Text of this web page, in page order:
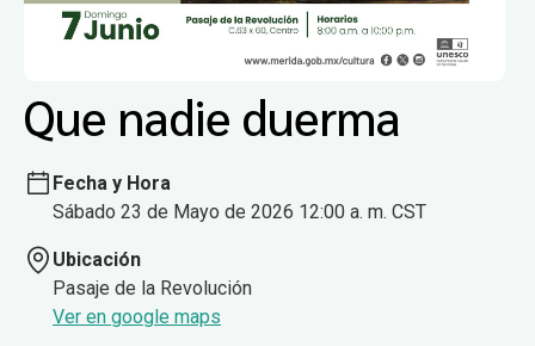
Que nadie duerma
Fecha y Hora
Sábado 23 de Mayo de 2026 12:00 a. m. CST
Ubicación
Pasaje de la Revolución
Ver en google maps